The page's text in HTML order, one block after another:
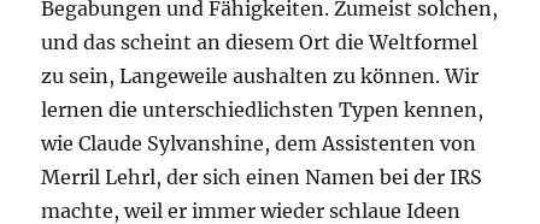
Begabungen und Fähigkeiten. Zumeist solchen,
und das scheint an diesem Ort die Weltformel
zu sein, Langeweile aushalten zu können. Wir
lernen die unterschiedlichsten Typen kennen,
wie Claude Sylvanshine, dem Assistenten von
Merril Lehrl, der sich einen Namen bei der IRS
machte, weil er immer wieder schlaue Ideen